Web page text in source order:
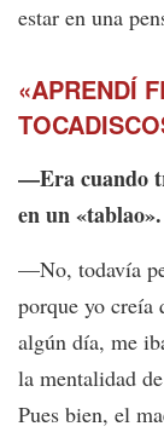
estar en una
«APRENDÍ
—Era cuando
en un «tablao».
—No, todavía
porque yo creía
algún día, me
la mentalidad
Pues bien, el